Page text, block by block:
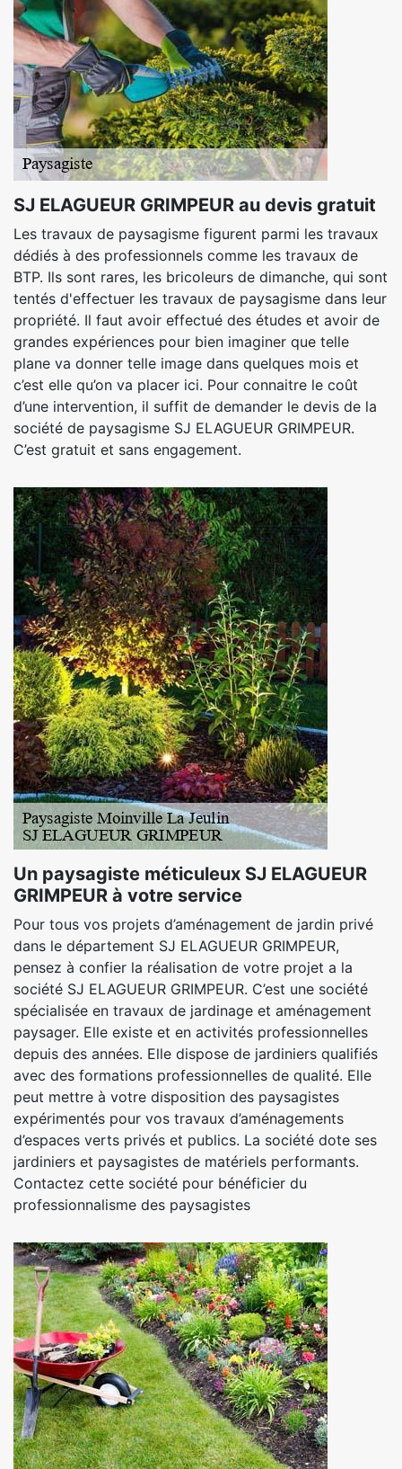
SJ ELAGUEUR GRIMPEUR au devis gratuit
Les travaux de paysagisme figurent parmi les travaux
dédiés à des professionnels comme les travaux de
BTP. Ils sont rares, les bricoleurs de dimanche, qui sont
tentés d'effectuer les travaux de paysagisme dans leur
propriété. Il faut avoir effectué des études et avoir de
grandes expériences pour bien imaginer que telle
plane va donner telle image dans quelques mois et
c’est elle qu’on va placer ici. Pour connaitre le coût
d’une intervention, il suffit de demander le devis de la
société de paysagisme SJ ELAGUEUR GRIMPEUR.
C’est gratuit et sans engagement.
Un paysagiste méticuleux SJ ELAGUEUR
GRIMPEUR à votre service
Pour tous vos projets d’aménagement de jardin privé
dans le département SJ ELAGUEUR GRIMPEUR,
pensez à confier la réalisation de votre projet a la
société SJ ELAGUEUR GRIMPEUR. C’est une société
spécialisée en travaux de jardinage et aménagement
paysager. Elle existe et en activités professionnelles
depuis des années. Elle dispose de jardiniers qualifiés
avec des formations professionnelles de qualité. Elle
peut mettre à votre disposition des paysagistes
expérimentés pour vos travaux d’aménagements
d’espaces verts privés et publics. La société dote ses
jardiniers et paysagistes de matériels performants.
Contactez cette société pour bénéficier du
professionnalisme des paysagistes